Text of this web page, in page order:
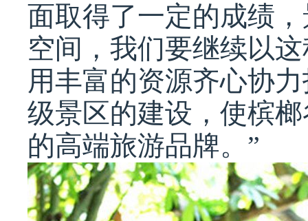
面取得了一定的成绩
空间，我们要继续以
用丰富的资源齐心协
级景区的建设，使槟
的高端旅游品牌。”